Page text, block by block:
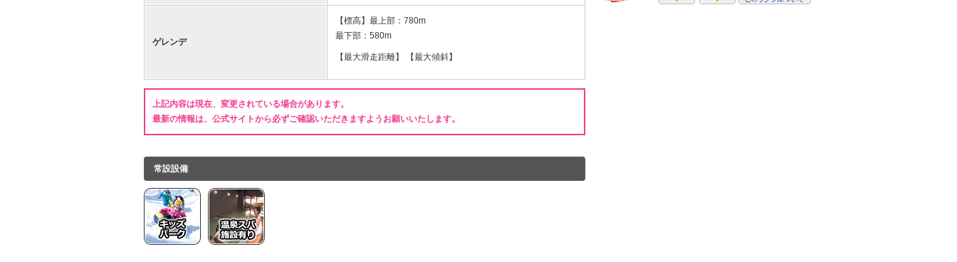
ゲレンデ
【標高】最上部：780m
最下部：580m
【最大滑走距離】 【最大傾斜】
上記内容は現在、変更されている場合があります。
最新の情報は、公式サイトから必ずご確認いただきますようお願いいたします。
常設設備